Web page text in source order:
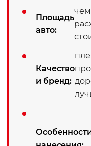
Площадь
авто:
Качество
и бренд:
Особенности